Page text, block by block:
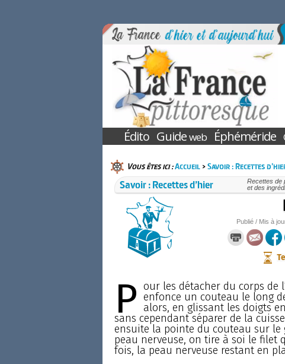
Édito Guideweb Éphéméride
Vous êtes ici :Accueil>Savoir : Recettes
Savoir : Recettes d’hier
Recettes de
et des
Publié / Mis à
P our les détacher du corps de
enfonce un couteau le long
alors, en glissant les doigts
sans cependant séparer de la
ensuite la pointe du couteau sur le
peau nerveuse, on tire à soi le filet
fois, la peau nerveuse restant en